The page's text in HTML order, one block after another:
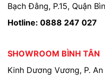
Bạch Đằng, P.15, Quận
Hotline: 0888 247 027
SHOWROOM BÌNH TÂN
Kinh Dương Vương, P. An